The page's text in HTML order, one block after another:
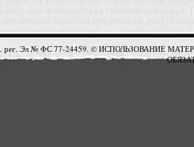
рег. Эл № ФС 77-24459. © ИСПОЛЬЗОВАНИЕ